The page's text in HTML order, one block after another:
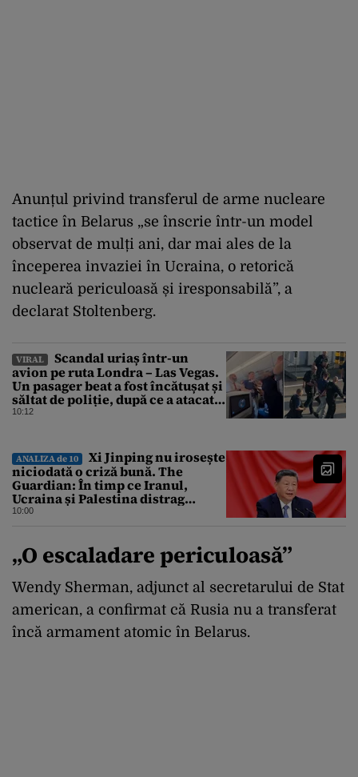
Anunțul privind transferul de arme nucleare
tactice în Belarus „se înscrie într-un model
observat de mulți ani, dar mai ales de la
începerea invaziei în Ucraina, o retorică
nucleară periculoasă și iresponsabilă”, a
declarat Stoltenberg.
VIRAL
Scandal uriaș într-un
avion pe ruta Londra – Las Vegas.
Un pasager beat a fost încătușat și
săltat de poliție, după ce a atacat o
stewardesă
10:12
ANALIZA de 10
Xi Jinping nu irosește
niciodată o criză bună. The
Guardian: În timp ce Iranul,
Ucraina și Palestina distrag
atenția lumii, el strânge șurubul”
10:00
„O escaladare periculoasă”
Wendy Sherman, adjunct al secretarului de Stat
american, a confirmat că Rusia nu a transferat
încă armament atomic în Belarus.